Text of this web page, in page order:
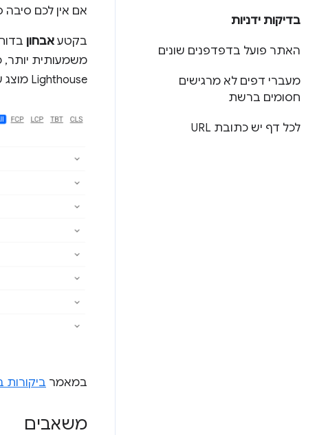
בדיקות ידניות
האתר פועל בדפדפנים שונים
מעברי דפים לא מרגישים
חסומים ברשת
לכל דף יש כתובת URL
אם אין לכם
בקטע אבחון
משמעותית יותר,
Lighthouse מוצג ש
במאמר ביקורות
משאבים